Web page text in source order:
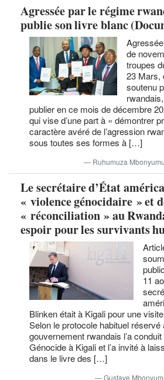
Agressée par le régime
publie son livre blanc
de
troupes
23 Mars,
soutenu
publier en ce mois de décembre
qui vise d’une part à « démontrer
caractère avéré de l’agression
sous toutes ses formes à […]
Ruhumuza
Le secrétaire d’État
« violence génocidaire » et
« réconciliation » au
espoir pour les survivants
11
Blinken était à Kigali pour une
Selon le protocole habituel réservé
gouvernement rwandais l’a
Génocide à Kigali et l’a invité à
dans le livre des […]
Gustave